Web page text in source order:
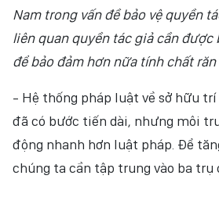
Nam trong vấn đề bảo vệ quyền
liên quan quyền tác giả cần được
để bảo đảm hơn nữa tính chất
- Hệ thống pháp luật về sở hữu
đã có bước tiến dài, nhưng môi
động nhanh hơn luật pháp. Để
chúng ta cần tập trung vào ba trụ